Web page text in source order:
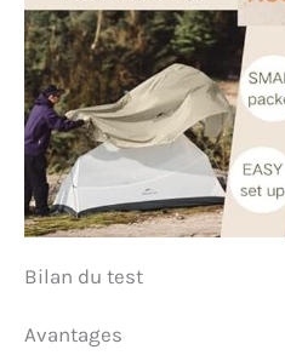
Bilan du test
Avantages